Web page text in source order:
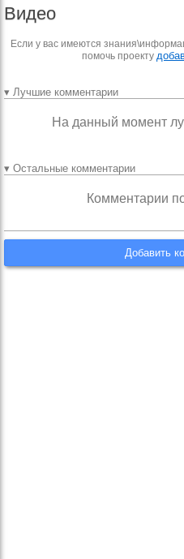
Видео
Если у вас имеются
помочь проекту
▾ Лучшие комментарии
На данный момент
▾ Остальные комментарии
Комментарии
Добавить